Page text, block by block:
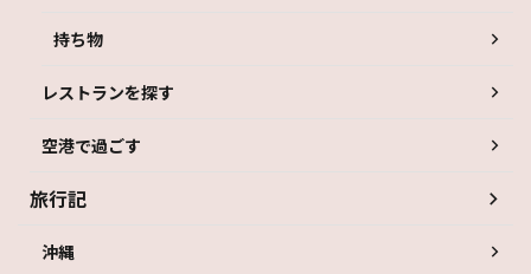
持ち物
レストランを探す
空港で過ごす
旅行記
沖縄